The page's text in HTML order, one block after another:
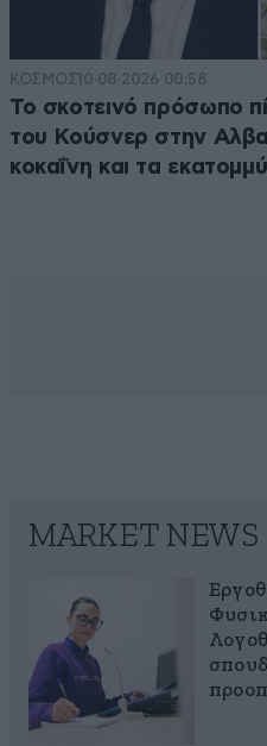
ΚΟΣΜΟΣ10·08·2026 00:58
Το σκοτεινό πρόσωπο
του Κούσνερ στην
κοκαΐνη και τα
MARKET NEWS